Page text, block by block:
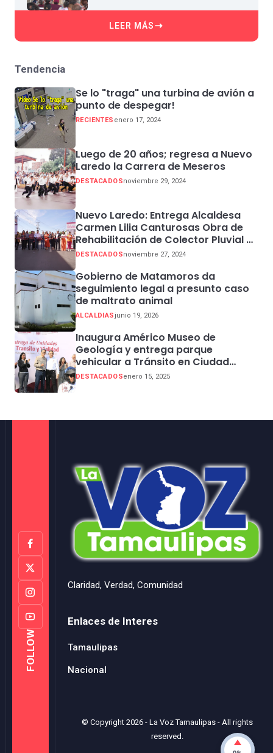
LEER MÁS
Tendencia
Se lo "traga" una turbina de avión a
punto de despegar!
RECIENTES enero 17, 2024
Luego de 20 años; regresa a Nuevo
Laredo la Carrera de Meseros
DESTACADOSnoviembre 29, 2024
Nuevo Laredo: Entrega Alcaldesa
Carmen Lilia Canturosas Obra de
Rehabilitación de Colector Pluvial en
Sector Centro
DESTACADOSnoviembre 27, 2024
Gobierno de Matamoros da
seguimiento legal a presunto caso
de maltrato animal
ALCALDIASjunio 19, 2026
Inaugura Américo Museo de
Geología y entrega parque
vehicular a Tránsito en Ciudad
Madero
DESTACADOSenero 15, 2025
FOLLOW
Claridad, Verdad, Comunidad
Enlaces de Interes
Tamaulipas
Nacional
© Copyright2026 -La Voz Tamaulipas - All rights
reserved.